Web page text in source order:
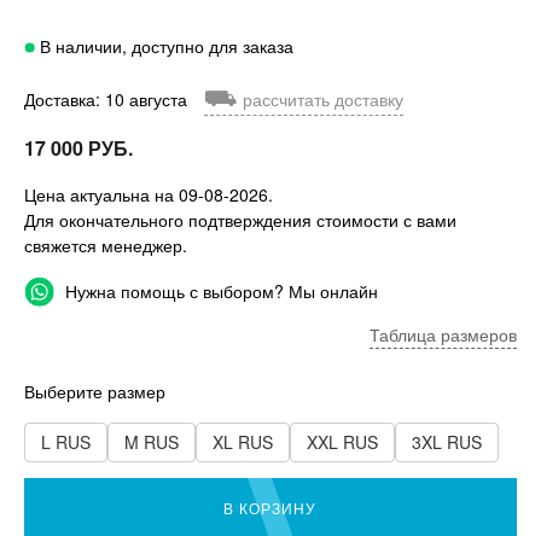
В наличии, доступно для заказа
Доставка: 10 августа ⛟ рассчитать доставку
17 000 РУБ.
Цена актуальна на 09-08-2026.
Для окончательного подтверждения стоимости с вами
свяжется менеджер.
Нужна помощь с выбором? Мы онлайн
Таблица размеров
Выберите размер
L RUS M RUS XL RUS XXL RUS 3XL RUS
В КОРЗИНУ